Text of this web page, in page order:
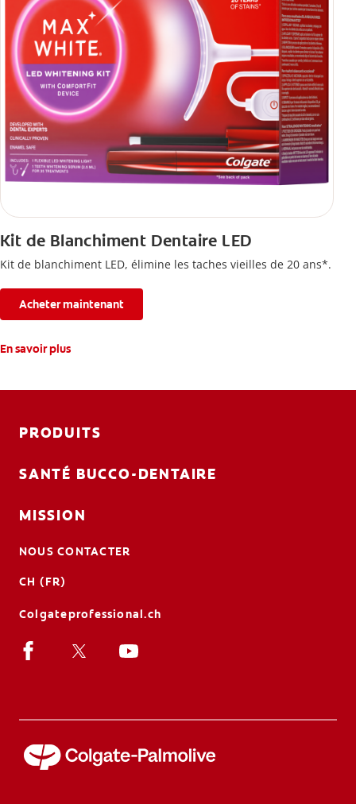
Kit de Blanchiment Dentaire LED
Kit de blanchiment LED, élimine les taches vieilles de 20 ans*.
Acheter maintenant
En savoir plus
PRODUITS
SANTÉ BUCCO-DENTAIRE
MISSION
NOUS CONTACTER
CH (FR)
Colgateprofessional.ch